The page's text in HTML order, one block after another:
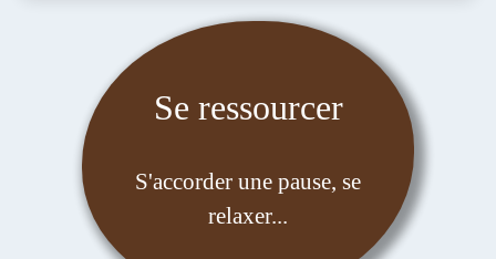
Se ressourcer
S'accorder une pause, se
relaxer...